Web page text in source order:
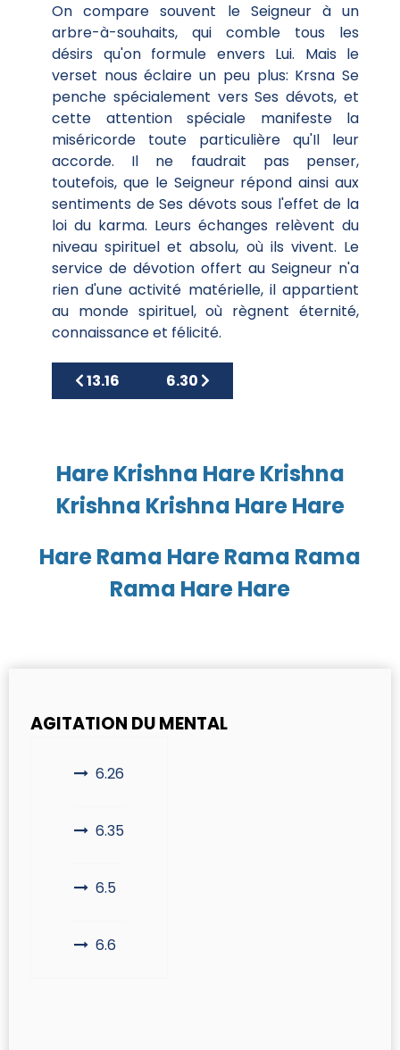
On compare souvent le Seigneur à un
arbre-à-souhaits, qui comble tous les
désirs qu'on formule envers Lui. Mais le
verset nous éclaire un peu plus: Krsna Se
penche spécialement vers Ses dévots, et
cette attention spéciale manifeste la
miséricorde toute particulière qu'Il leur
accorde. Il ne faudrait pas penser,
toutefois, que le Seigneur répond ainsi aux
sentiments de Ses dévots sous l'effet de la
loi du karma. Leurs échanges relèvent du
niveau spirituel et absolu, où ils vivent. Le
service de dévotion offert au Seigneur n'a
rien d'une activité matérielle, il appartient
au monde spirituel, où règnent éternité,
connaissance et félicité.
Article précédent : 13.16
13.16 Article suivant : 6.30
6.30
Hare Krishna Hare Krishna
Krishna Krishna Hare Hare
Hare Rama Hare Rama Rama
Rama Hare Hare
AGITATION DU MENTAL
6.26
6.35
6.5
6.6